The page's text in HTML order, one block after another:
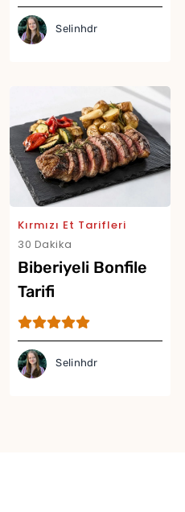
Selinhdr
Kırmızı Et Tarifleri
30 Dakika
Biberiyeli Bonfile
Tarifi
Selinhdr